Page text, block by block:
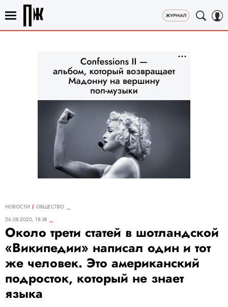
НОВОСТИ
ОБЩЕСТВО
26.08.2020, 18:38
Около трети статей в шотландской
«Википедии» написал один и тот
же человек. Это американский
подросток, который не знает
языка